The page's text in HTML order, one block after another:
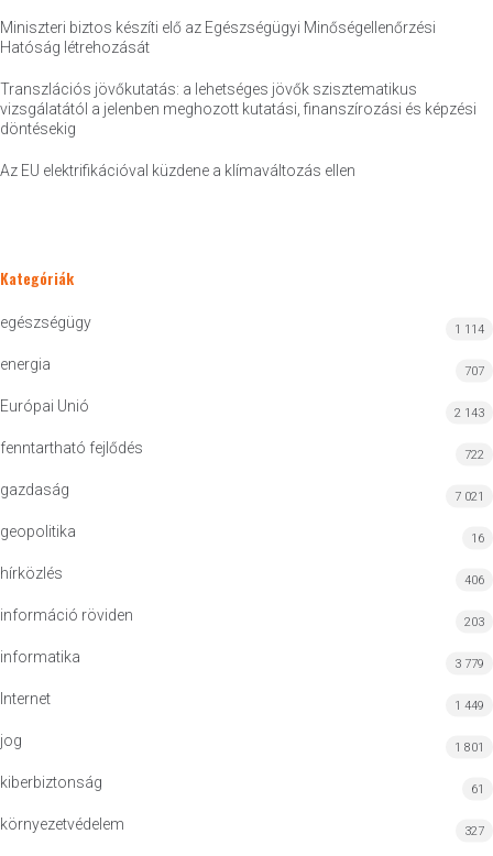
Miniszteri biztos készíti elő az Egészségügyi Minőségellenőrzési
Hatóság létrehozását
Transzlációs jövőkutatás: a lehetséges jövők szisztematikus
vizsgálatától a jelenben meghozott kutatási, finanszírozási és képzési
döntésekig
Az EU elektrifikációval küzdene a klímaváltozás ellen
Kategóriák
egészségügy 1 114
energia 707
Európai Unió 2 143
fenntartható fejlődés 722
gazdaság 7 021
geopolitika 16
hírközlés 406
információ röviden 203
informatika 3 779
Internet 1 449
jog 1 801
kiberbiztonság 61
környezetvédelem 327